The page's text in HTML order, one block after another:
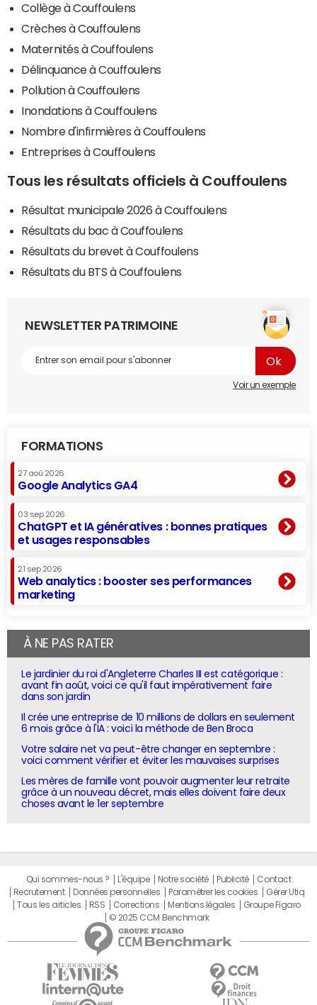
Collège à Couffoulens
Crèches à Couffoulens
Maternités à Couffoulens
Délinquance à Couffoulens
Pollution à Couffoulens
Inondations à Couffoulens
Nombre d'infirmières à Couffoulens
Entreprises à Couffoulens
Tous les résultats officiels à Couffoulens
Résultat municipale 2026 à Couffoulens
Résultats du bac à Couffoulens
Résultats du brevet à Couffoulens
Résultats du BTS à Couffoulens
NEWSLETTER PATRIMOINE
Voir un exemple
FORMATIONS
27 aoû 2026
Google Analytics GA4
03 sep 2026
ChatGPT et IA génératives : bonnes pratiques
et usages responsables
21 sep 2026
Web analytics : booster ses performances
marketing
À NE PAS RATER
Le jardinier du roi d'Angleterre Charles III est catégorique :
avant fin août, voici ce qu'il faut impérativement faire
dans son jardin
Il crée une entreprise de 10 millions de dollars en seulement
6 mois grâce à l'IA : voici la méthode de Ben Broca
Votre salaire net va peut-être changer en septembre :
voici comment vérifier et éviter les mauvaises surprises
Les mères de famille vont pouvoir augmenter leur retraite
grâce à un nouveau décret, mais elles doivent faire deux
choses avant le 1er septembre
Qui sommes-nous ? L'équipe Notre société Publicité
Contact
Recrutement
Données personnelles Paramétrer les cookies
Gérer Utiq
Tous les articles
RSS Corrections Mentions légales
Groupe Figaro
© 2025 CCM Benchmark